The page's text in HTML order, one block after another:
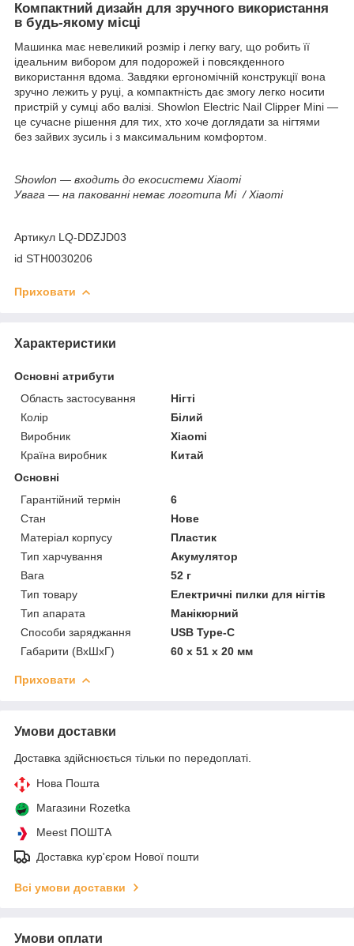
Компактний дизайн для зручного використання
в будь-якому місці
Машинка має невеликий розмір і легку вагу, що робить її
ідеальним вибором для подорожей і повсякденного
використання вдома. Завдяки ергономічній конструкції вона
зручно лежить у руці, а компактність дає змогу легко носити
пристрій у сумці або валізі. Showlon Electric Nail Clipper Mini —
це сучасне рішення для тих, хто хоче доглядати за нігтями
без зайвих зусиль і з максимальним комфортом.
Showlon — входить до екосистеми Xiaomi
Увага — на пакованні немає логотипа Mi / Xiaomi
Артикул LQ-DDZJD03
id STH0030206
Приховати
Характеристики
Основні атрибути
Область застосування
Нігті
Колір
Білий
Виробник
Xiaomi
Країна виробник
Китай
Основні
Гарантійний термін
6
Стан
Нове
Матеріал корпусу
Пластик
Тип харчування
Акумулятор
Вага
52 г
Тип товару
Електричні пилки для нігтів
Тип апарата
Манікюрний
Cпособи заряджання
USB Type-C
Габарити (ВхШхГ)
60 х 51 х 20 мм
Приховати
Умови доставки
Доставка здійснюється тільки по передоплаті.
Нова Пошта
Магазини Rozetka
Meest ПОШТА
Доставка кур'єром Нової пошти
Всі умови доставки
Умови оплати